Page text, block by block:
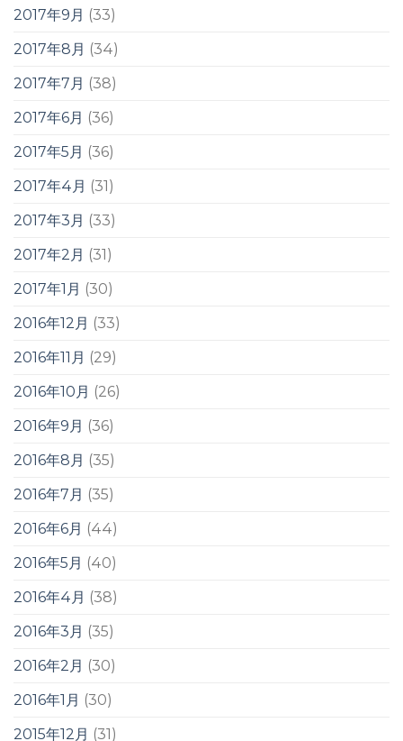
2017年9月 (33)
2017年8月 (34)
2017年7月 (38)
2017年6月 (36)
2017年5月 (36)
2017年4月 (31)
2017年3月 (33)
2017年2月 (31)
2017年1月 (30)
2016年12月 (33)
2016年11月 (29)
2016年10月 (26)
2016年9月 (36)
2016年8月 (35)
2016年7月 (35)
2016年6月 (44)
2016年5月 (40)
2016年4月 (38)
2016年3月 (35)
2016年2月 (30)
2016年1月 (30)
2015年12月 (31)